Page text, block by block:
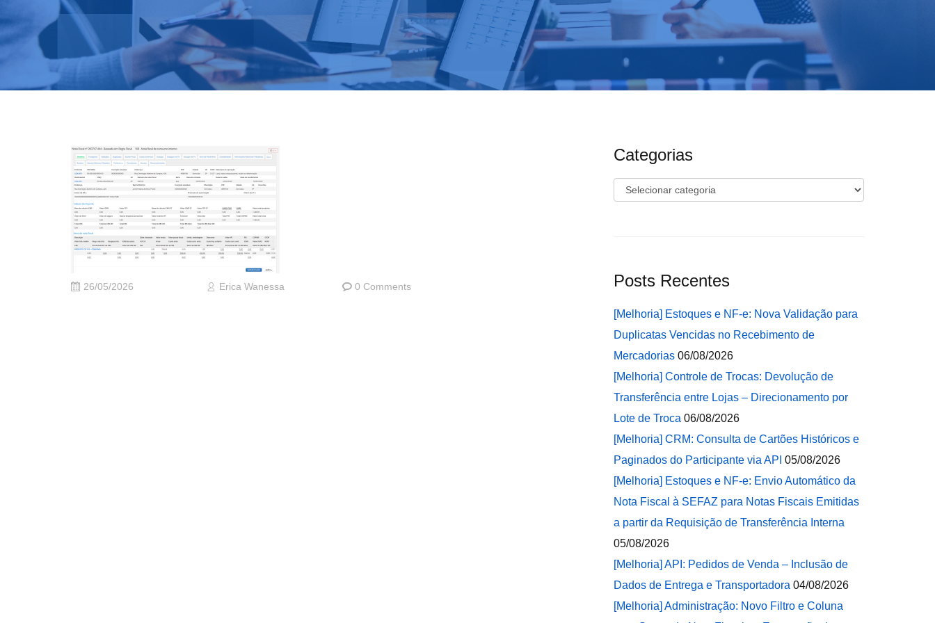
26/05/2026 Erica Wanessa 0 Comments
Categorias
Categorias
Posts Recentes
[Melhoria] Estoques e NF-e: Nova Validação para
Duplicatas Vencidas no Recebimento de
Mercadorias 06/08/2026
[Melhoria] Controle de Trocas: Devolução de
Transferência entre Lojas – Direcionamento por
Lote de Troca 06/08/2026
[Melhoria] CRM: Consulta de Cartões Históricos e
Paginados do Participante via API 05/08/2026
[Melhoria] Estoques e NF-e: Envio Automático da
Nota Fiscal à SEFAZ para Notas Fiscais Emitidas
a partir da Requisição de Transferência Interna
05/08/2026
[Melhoria] API: Pedidos de Venda – Inclusão de
Dados de Entrega e Transportadora 04/08/2026
[Melhoria] Administração: Novo Filtro e Coluna